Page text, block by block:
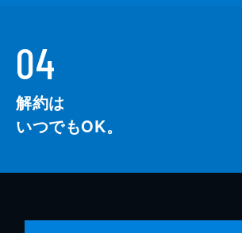
04
解約は
いつでもOK。